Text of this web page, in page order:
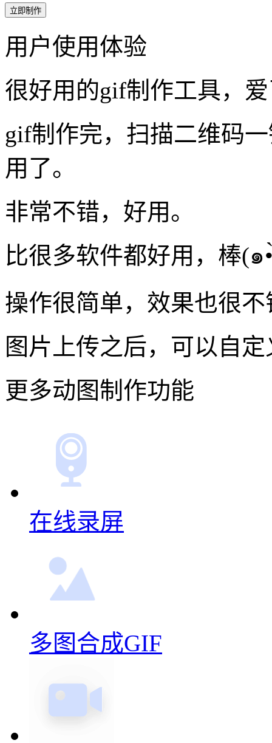
立即制作
用户使用体验
很好用的gif制作工具，
gif制作完，扫描二维码
用了。
非常不错，好用。
操作很简单，效果也很不
图片上传之后，可以自
更多动图制作功能
在线录屏
多图合成GIF